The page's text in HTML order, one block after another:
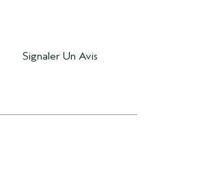
Signaler Un Avis